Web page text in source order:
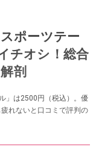
ポーツテー
チオシ！総合
剖
」は2500円（税込）。優
れないと口コミで評判の